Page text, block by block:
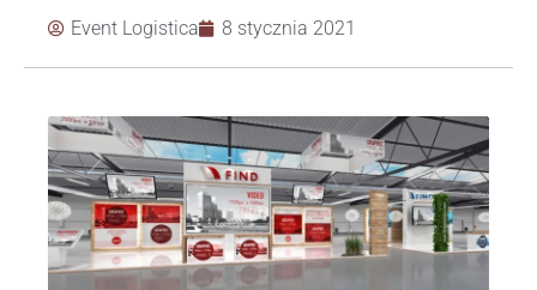
Event Logistica 8 stycznia 2021